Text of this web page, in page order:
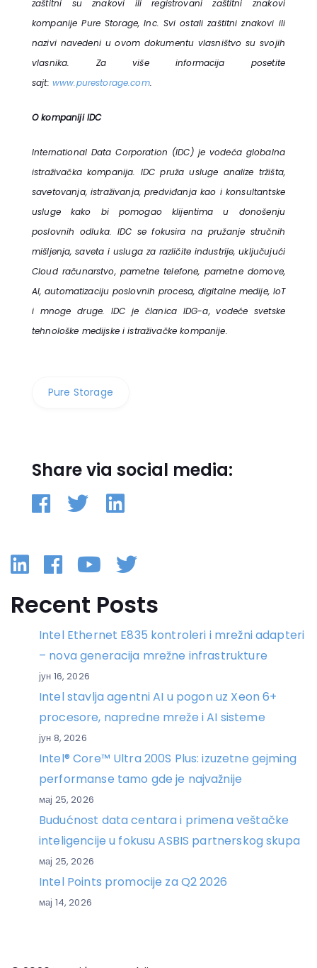
zaštitni su znakovi ili registrovani zaštitni znakovi
kompanije Pure Storage, Inc. Svi ostali zaštitni znakovi ili
nazivi navedeni u ovom dokumentu vlasništvo su svojih
vlasnika. Za više informacija posetite
sajt: www.purestorage.com.
O kompaniji IDC
International Data Corporation (IDC) je vodeća globalna
istraživačka kompanija. IDC pruža usluge analize tržišta,
savetovanja, istraživanja, predviđanja kao i konsultantske
usluge kako bi pomogao klijentima u donošenju
poslovnih odluka. IDC se fokusira na pružanje stručnih
mišljenja, saveta i usluga za različite industrije, uključujući
Cloud računarstvo, pametne telefone, pametne domove,
AI, automatizaciju poslovnih procesa, digitalne medije, IoT
i mnoge druge. IDC je članica IDG-a, vodeće svetske
tehnološke medijske i istraživačke kompanije.
Pure Storage
Share via social media:
Linkedin
Facebook
YouTube
Twitter
Recent Posts
Intel Ethernet E835 kontroleri i mrežni adapteri
– nova generacija mrežne infrastrukture
јун 16, 2026
Intel stavlja agentni AI u pogon uz Xeon 6+
procesore, napredne mreže i AI sisteme
јун 8, 2026
Intel® Core™ Ultra 200S Plus: izuzetne gejming
performanse tamo gde je najvažnije
мај 25, 2026
Budućnost data centara i primena veštačke
inteligencije u fokusu ASBIS partnerskog skupa
мај 25, 2026
Intel Points promocije za Q2 2026
мај 14, 2026